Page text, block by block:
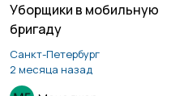
Уборщики в мобильную
бригаду
Санкт-Петербург
2 месяца назад